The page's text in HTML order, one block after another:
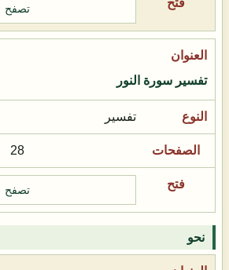
تصفح
تفسير سورة النور
تفسير
28
تصفح
نحو